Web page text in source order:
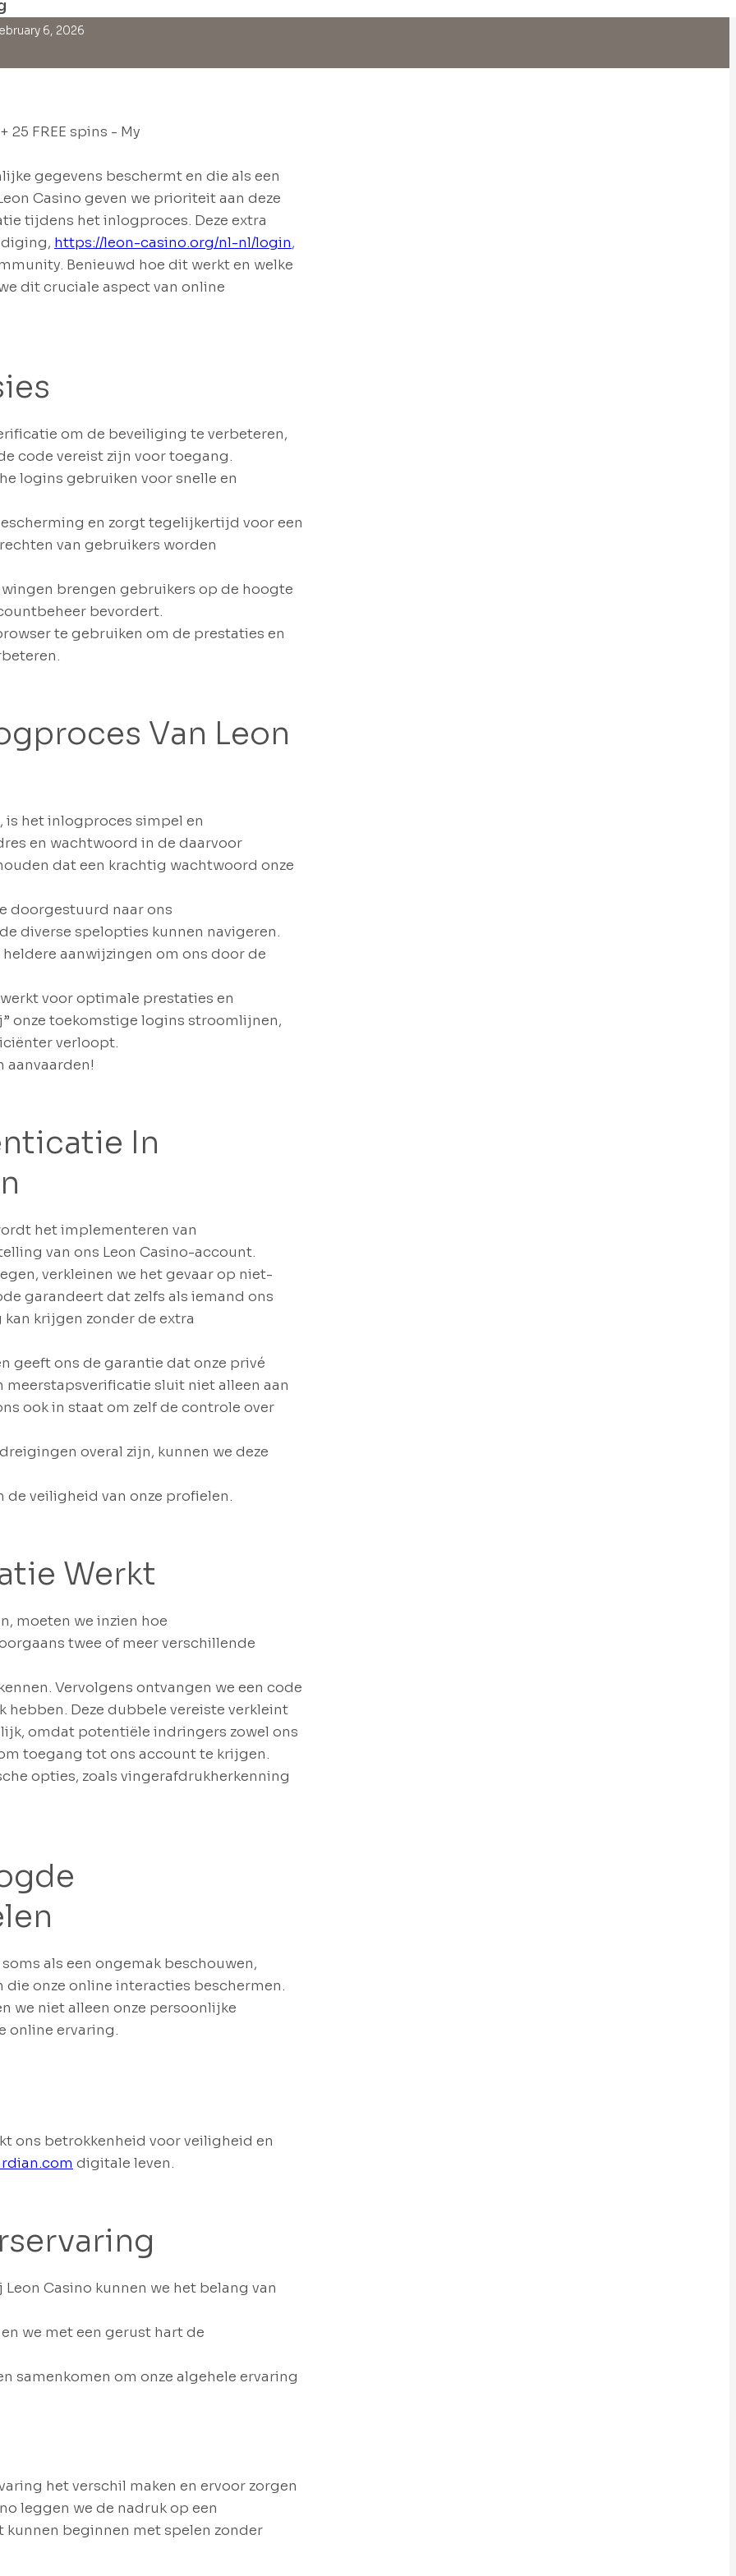
6, 2026
gegevens beschermt en die als een
Casino geven we prioriteit aan deze
tijdens het inlogproces. Deze extra
https://leon-casino.org/nl-nl/login,
Benieuwd hoe dit werkt en welke
dit cruciale aspect van online
om de beveiliging te verbeteren,
code vereist zijn voor toegang.
logins gebruiken voor snelle en
en zorgt tegelijkertijd voor een
van gebruikers worden
brengen gebruikers op de hoogte
bevordert.
te gebruiken om de prestaties en
Van Leon
is het inlogproces simpel en
en wachtwoord in de daarvoor
dat een krachtig wachtwoord onze
doorgestuurd naar ons
diverse spelopties kunnen navigeren.
aanwijzingen om ons door de
voor optimale prestaties en
onze toekomstige logins stroomlijnen,
verloopt.
aanvaarden!
In
het implementeren van
van ons Leon Casino-account.
verkleinen we het gevaar op niet-
garandeert dat zelfs als iemand ons
krijgen zonder de extra
geeft ons de garantie dat onze privé
sluit niet alleen aan
ook in staat om zelf de controle over
overal zijn, kunnen we deze
de veiligheid van onze profielen.
Werkt
moeten we inzien hoe
twee of meer verschillende
Vervolgens ontvangen we een code
Deze dubbele vereiste verkleint
omdat potentiële indringers zowel ons
toegang tot ons account te krijgen.
opties, zoals vingerafdrukherkenning
als een ongemak beschouwen,
onze online interacties beschermen.
we niet alleen onze persoonlijke
online ervaring.
ons betrokkenheid voor veiligheid en
digitale leven.
Casino kunnen we het belang van
we met een gerust hart de
samenkomen om onze algehele ervaring
het verschil maken en ervoor zorgen
leggen we de nadruk op een
beginnen met spelen zonder